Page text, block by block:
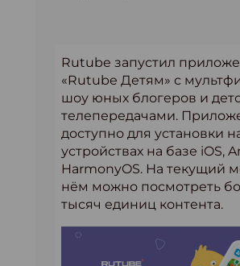
Rutube запустил
«Rutube Детям» с
шоу юных блогеров и
телепередачами.
доступно для установки
устройствах на базе iOS,
HarmonyOS. На текущий
нём можно посмотреть
тысяч единиц контента.